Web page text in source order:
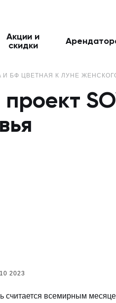
Акции и
скидки
И БФ ЦВЕТНАЯ К ЛУНЕ
2023
считается всемирным